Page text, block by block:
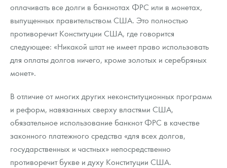
оплачивать все долги в банкнотах ФРС или в монетах,
выпущенных правительством США. Это полностью
противоречит Конституции США, где говорится
следующее: «Никакой штат не имеет право использовать
для оплаты долгов ничего, кроме золотых и серебряных
монет».
В отличие от многих других неконституционных программ
и реформ, навязанных сверху властями США,
обязательное использование банкнот ФРС в качестве
законного платежного средства «для всех долгов,
государственных и частных» непосредственно
противоречит букве и духу Конституции США.